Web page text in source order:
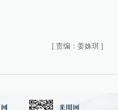
[ 责编：姜姝琪 ]